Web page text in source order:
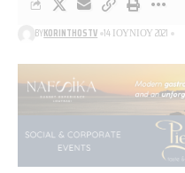
BYKORINTHOSTV 14 ΙΟΥΝΊΟΥ 2021